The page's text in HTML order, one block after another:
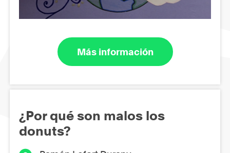
Más información
¿Por qué son malos los
donuts?